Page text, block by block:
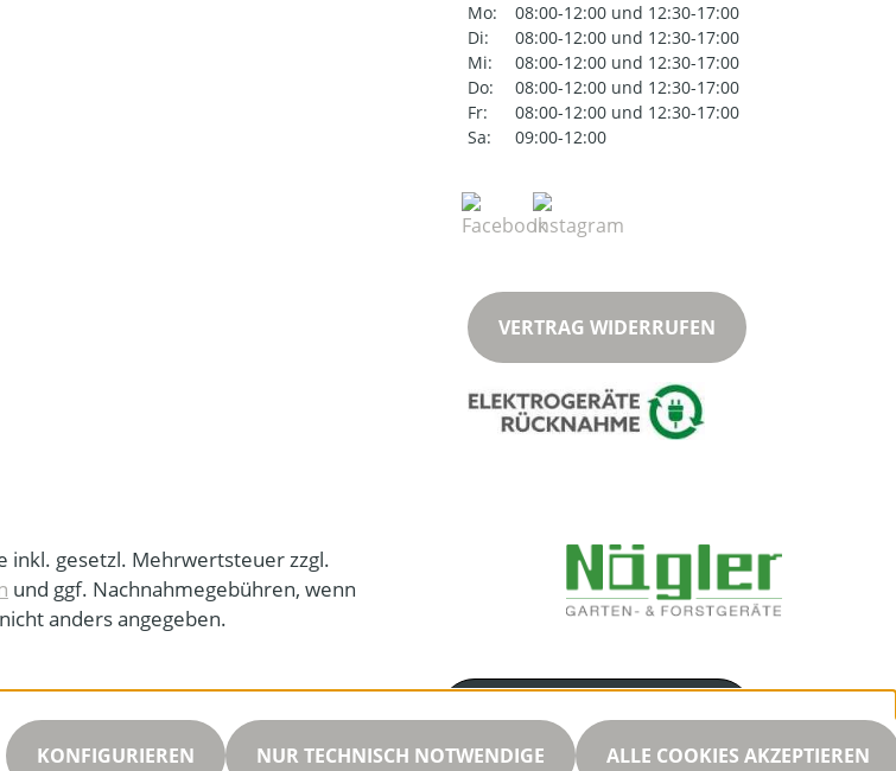
Mo:
08:00-12:00 und 12:30-17:00
Di:
08:00-12:00 und 12:30-17:00
Mi:
08:00-12:00 und 12:30-17:00
Do:
08:00-12:00 und 12:30-17:00
Fr:
08:00-12:00 und 12:30-17:00
Sa:
09:00-12:00
VERTRAG WIDERRUFEN
inkl. gesetzl. Mehrwertsteuer zzgl.
und ggf. Nachnahmegebühren, wenn
nicht anders angegeben.
03446327533
NUR TECHNISCH NOTWENDIGE
KONFIGURIEREN ALLE COOKIES AKZEPTIEREN